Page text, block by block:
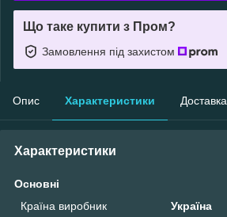
Що таке купити з Пром?
Замовлення під захистом
Опис Характеристики Доставка
Характеристики
Основні
Країна виробник
Україна